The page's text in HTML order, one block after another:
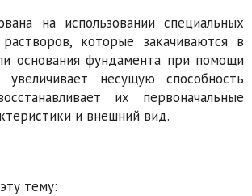
на использовании специальных
которые закачиваются в
основания фундамента при помощи
увеличивает несущую способность
их первоначальные
и внешний вид.
тему: